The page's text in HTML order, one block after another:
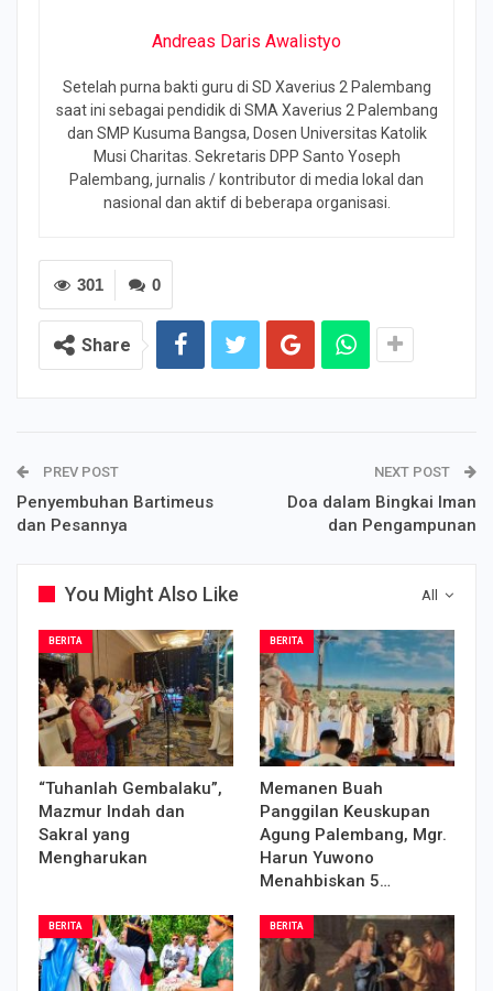
Andreas Daris Awalistyo
Setelah purna bakti guru di SD Xaverius 2 Palembang
saat ini sebagai pendidik di SMA Xaverius 2 Palembang
dan SMP Kusuma Bangsa, Dosen Universitas Katolik
Musi Charitas. Sekretaris DPP Santo Yoseph
Palembang, jurnalis / kontributor di media lokal dan
nasional dan aktif di beberapa organisasi.
0
301
Share
PREV POST
Penyembuhan Bartimeus
dan Pesannya
NEXT POST
Doa dalam Bingkai Iman
dan Pengampunan
All
You Might Also Like
BERITA
“Tuhanlah Gembalaku”,
Mazmur Indah dan
Sakral yang
Mengharukan
BERITA
Memanen Buah
Panggilan Keuskupan
Agung Palembang, Mgr.
Harun Yuwono
Menahbiskan 5…
BERITA BERITA